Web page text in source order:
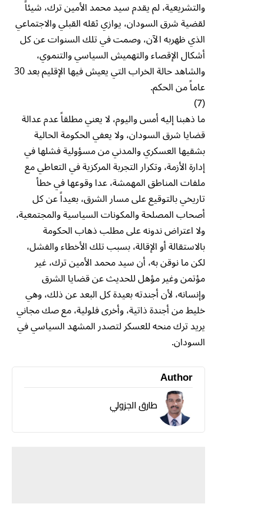
والتشريعية، لم يقدم سيد محمد الأمين ترك، شيئاً
لقضية شرق السودان، يوازي ثقله القبلي والاجتماعي
الذي ظهربه الآن، وصمت في تلك السنوات عن كل
أشكال الإقصاء والتهميش السياسي والتنموي،
والشاهد حالة الخراب التي يعيش فيها الإقليم بعد 30
عاماً من الحكم.
(7)
ما ذهبنا إليه أمس واليوم، لا يعني مطلقاً عدم عدالة
قضايا شرق السودان، ولا يعفي الحكومة الحالية
بشقيها العسكري والمدني من مسؤولية فشلها في
إدارة الأزمة، وتكرار التجربة المركزية في التعاطي مع
ملفات المناطق المهمشة، عدا وقوعها في خطأ
تاريخي بالتوقيع على مسار الشرق، بعيداً عن كل
أصحاب المصلحة والمكونات السياسية والمجتمعية،
ولا اعتراض ندونه على مطلب ذهاب الحكومة
بالاستقالة أو الإقالة، بسبب تلك الأخطاء والفشل،
لكن ما نوقن به، أن سيد محمد الأمين ترك، غير
مؤتمن وغير مؤهل للحديث عن قضايا الشرق
وإنسانه، لأن أجندته بعيدة كل البعد عن ذلك، وهي
خليط من أجندة ذاتية، وأخرى فلولية، مع صك مجاني
يريد ترك منحه للعسكر لتصدر المشهد السياسي في
السودان.
Author
طارق الجزولي